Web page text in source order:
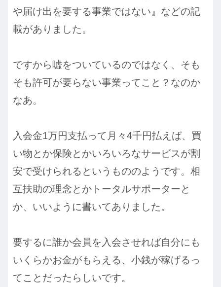
や届け出を要する事業ではない』などの記
載がありました。
ですから嘘をついているのではなく、そも
そも許可が要らない事業ってこと？なのか
なあ。
入会金1万円支払って月々4千円払えば、買
い物とか保険とかいろいろなサービスが割
安で受けられるというもののようです。相
互扶助の理念とかトータルサポーターと
か、いいように書いてありました。
要するに誰か会員を入会させれば自分にも
いくらかお金がもらえる、小銭が稼げるっ
てことだったらしいです。